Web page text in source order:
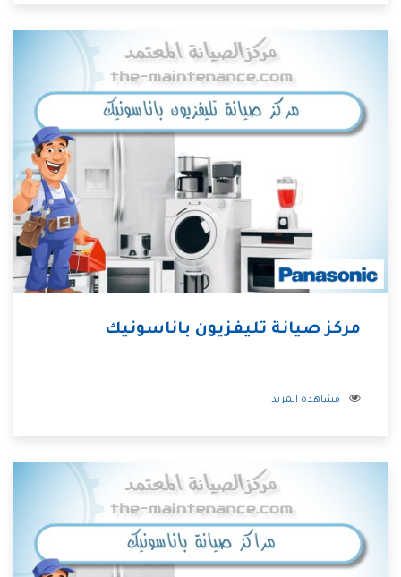
مركز صيانة تليفزيون باناسونيك
مشاهدة المزيد